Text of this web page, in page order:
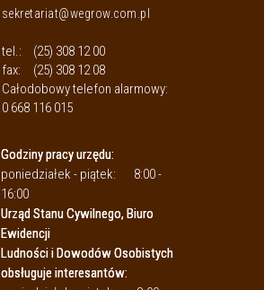
sekretariat@wegrow.com.pl
tel.:
(25) 308 12 00
fax:
(25) 308 12 08
Całodobowy telefon alarmowy:
0 668 116 015
Godziny pracy urzędu:
poniedziałek - piątek:
8:00 -
16:00
Urząd Stanu Cywilnego, Biuro
Ewidencji
Ludności i Dowodów Osobistych
obsługuje interesantów: